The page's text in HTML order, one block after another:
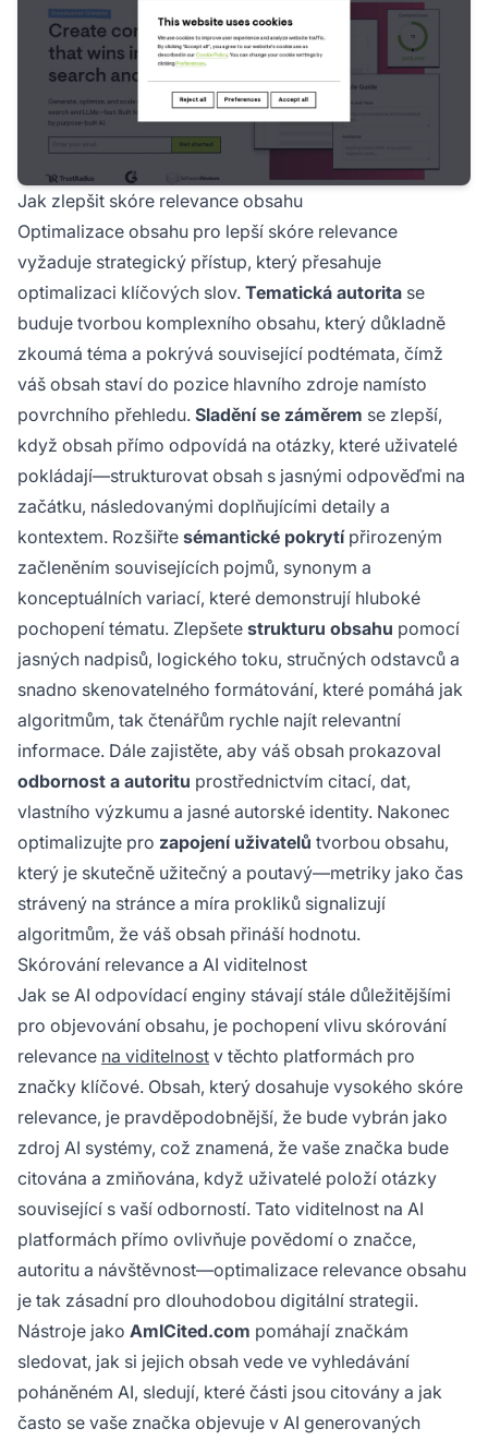
Jak zlepšit skóre relevance obsahu
Optimalizace obsahu pro lepší skóre relevance
vyžaduje strategický přístup, který přesahuje
optimalizaci klíčových slov. Tematická autorita se
buduje tvorbou komplexního obsahu, který důkladně
zkoumá téma a pokrývá související podtémata, čímž
váš obsah staví do pozice hlavního zdroje namísto
povrchního přehledu. Sladění se záměrem se zlepší,
když obsah přímo odpovídá na otázky, které uživatelé
pokládají—strukturovat obsah s jasnými odpověďmi na
začátku, následovanými doplňujícími detaily a
kontextem. Rozšiřte sémantické pokrytípřirozeným
začleněním souvisejících pojmů, synonym a
konceptuálních variací, které demonstrují hluboké
pochopení tématu. Zlepšete strukturu obsahu pomocí
jasných nadpisů, logického toku, stručných odstavců a
snadno skenovatelného formátování, které pomáhá jak
algoritmům, tak čtenářům rychle najít relevantní
informace. Dále zajistěte, aby váš obsah prokazoval
odbornost a autoritu prostřednictvím citací, dat,
vlastního výzkumu a jasné autorské identity. Nakonec
optimalizujte pro zapojení uživatelů tvorbou obsahu,
který je skutečně užitečný a poutavý—metriky jako čas
strávený na stránce a míra prokliků signalizují
algoritmům, že váš obsah přináší hodnotu.
Skórování relevance a AI viditelnost
Jak se AI odpovídací enginy stávají stále důležitějšími
pro objevování obsahu, je pochopení vlivu skórování
relevance na viditelnost v těchto platformách pro
značky klíčové. Obsah, který dosahuje vysokého skóre
relevance, je pravděpodobnější, že bude vybrán jako
zdroj AI systémy, což znamená, že vaše značka bude
citována a zmiňována, když uživatelé položí otázky
související s vaší odborností. Tato viditelnost na AI
platformách přímo ovlivňuje povědomí o značce,
autoritu a návštěvnost—optimalizace relevance obsahu
je tak zásadní pro dlouhodobou digitální strategii.
Nástroje jako AmICited.com pomáhají značkám
sledovat, jak si jejich obsah vede ve vyhledávání
poháněném AI, sledují, které části jsou citovány a jak
často se vaše značka objevuje v AI generovaných